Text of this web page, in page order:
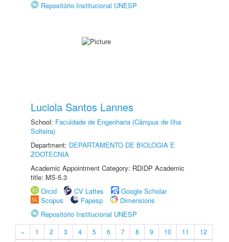
Repositório Institucional UNESP
Luciola Santos Lannes
School: Faculdade de Engenharia (Câmpus de Ilha
Solteira)
Department: DEPARTAMENTO DE BIOLOGIA E
ZOOTECNIA
Academic Appointment Category: RDIDP Academic
title: MS-5.3
Orcid
CV Lattes
Google Scholar
Scopus
Fapesp
Dimensions
Repositório Institucional UNESP
« 1 2 3 4 5 6 7 8 9 10 11
12